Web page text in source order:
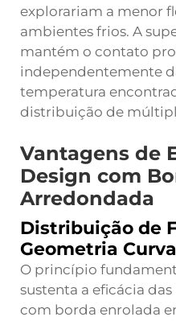
explorariam a menor
ambientes frios. A
mantém o contato
independentemente
temperatura
distribuição de
Vantagens de
Design com
Arredondada
Distribuição de
Geometria Curva
O princípio
sustenta a eficácia
com borda enrolada